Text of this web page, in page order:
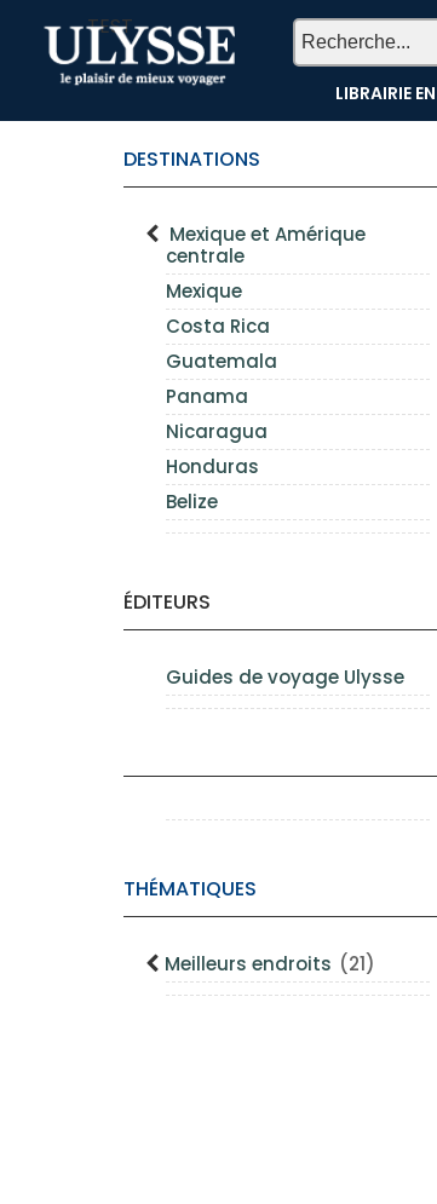
TEST
LIBRAIRIE
DESTINATIONS
Mexique et Amérique
centrale
Mexique
Costa Rica
Guatemala
Panama
Nicaragua
Honduras
Belize
ÉDITEURS
Guides de voyage Ulysse
THÉMATIQUES
Meilleurs endroits (21)